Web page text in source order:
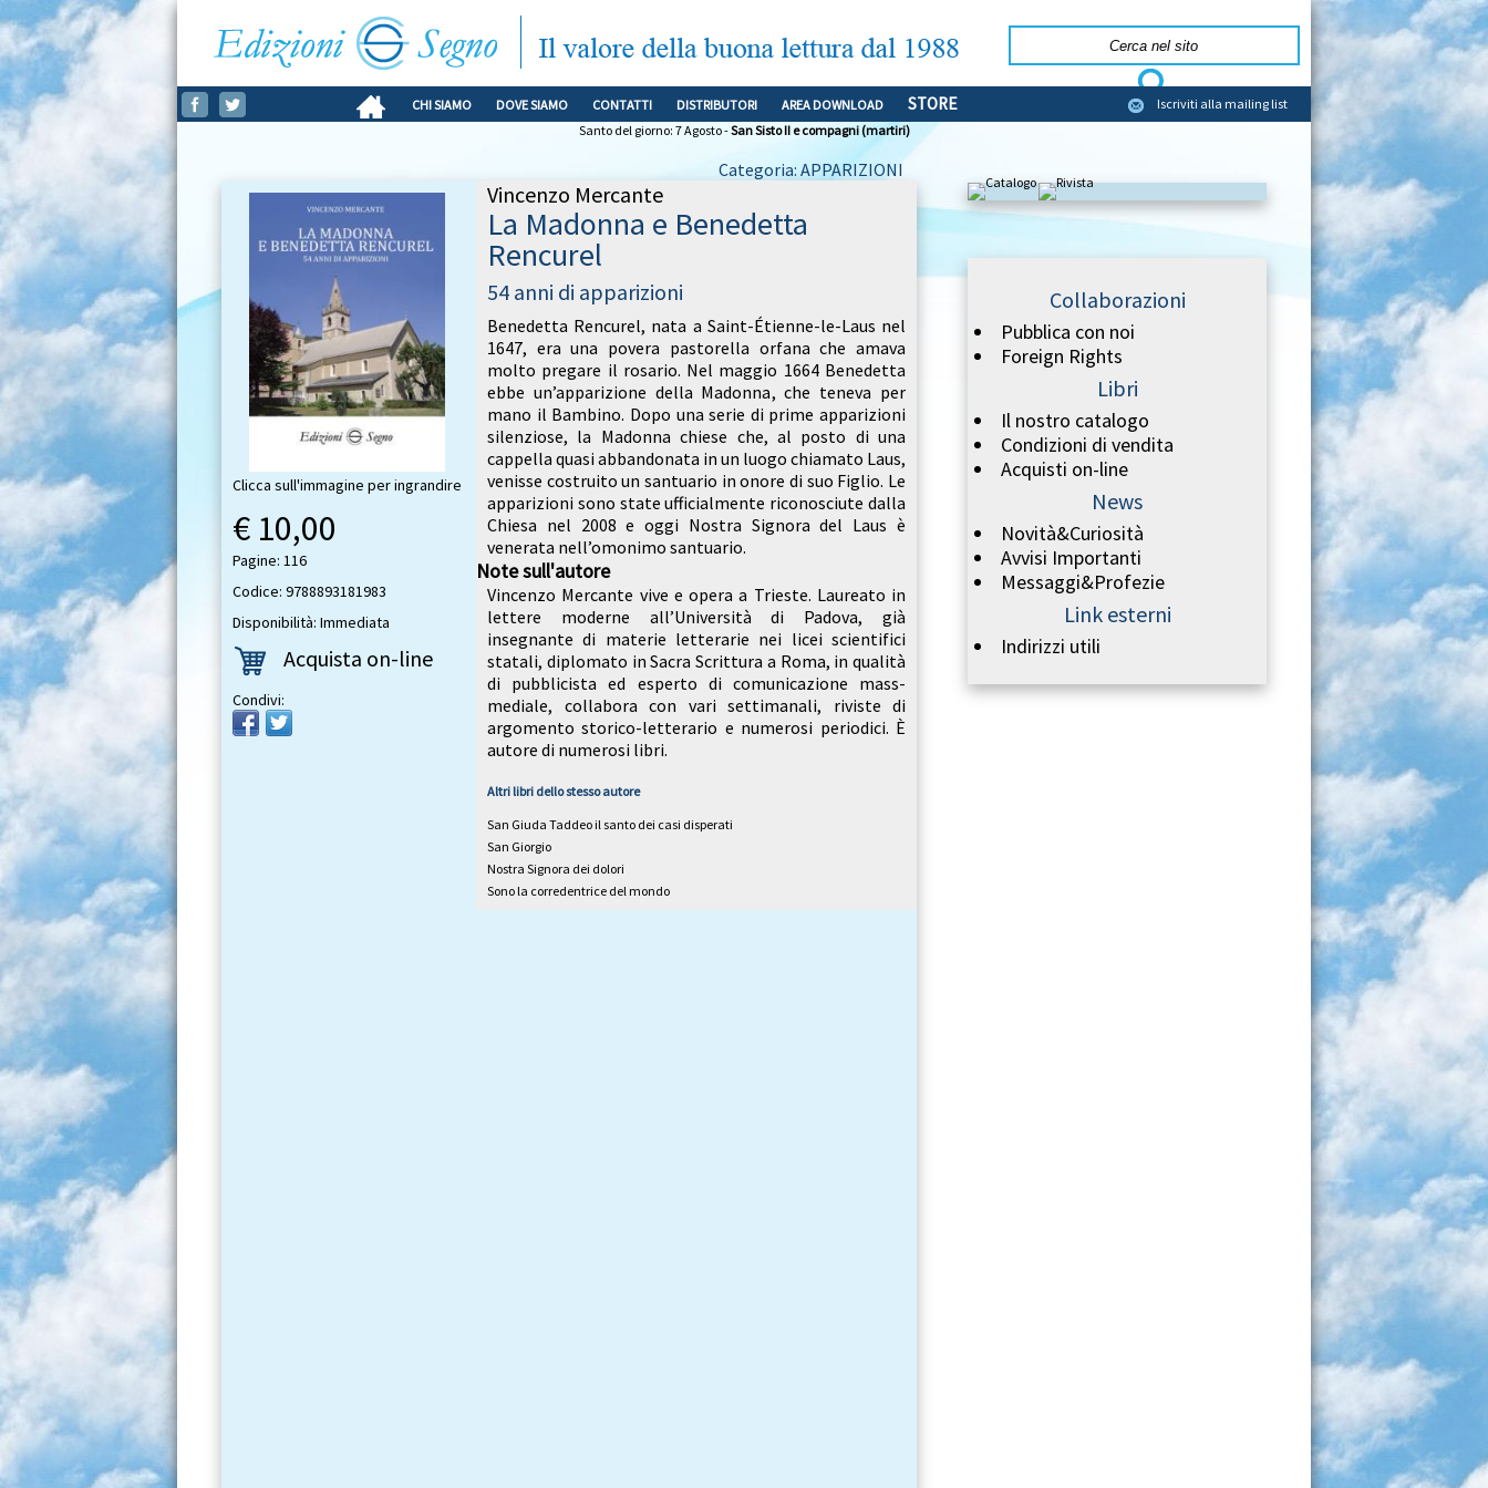
CHI SIAMO DOVE SIAMO CONTATTI DISTRIBUTORI AREA DOWNLOAD STORE
Iscriviti alla mailing list
Santo del giorno: 7 Agosto -San Sisto II e compagni (martiri)
Categoria: APPARIZIONI
Vincenzo Mercante
La Madonna e Benedetta
Rencurel
54 anni di apparizioni
Benedetta Rencurel, nata a Saint-Étienne-le-Laus nel
1647, era una povera pastorella orfana che amava
molto pregare il rosario. Nel maggio 1664 Benedetta
ebbe un’apparizione della Madonna, che teneva per
mano il Bambino. Dopo una serie di prime apparizioni
silenziose, la Madonna chiese che, al posto di una
cappella quasi abbandonata in un luogo chiamato Laus,
venisse costruito un santuario in onore di suo Figlio. Le
apparizioni sono state ufficialmente riconosciute dalla
Chiesa nel 2008 e oggi Nostra Signora del Laus è
venerata nell’omonimo santuario.
Note sull'autore
Vincenzo Mercante vive e opera a Trieste. Laureato in
lettere moderne all’Università di Padova, già
insegnante di materie letterarie nei licei scientifici
statali, diplomato in Sacra Scrittura a Roma, in qualità
di pubblicista ed esperto di comunicazione mass-
mediale, collabora con vari settimanali, riviste di
argomento storico-letterario e numerosi periodici. È
autore di numerosi libri.
Altri libri dello stesso autore
San Giuda Taddeo il santo dei casi disperati
San Giorgio
Nostra Signora dei dolori
Sono la corredentrice del mondo
Clicca sull'immagine per ingrandire
€ 10,00
Pagine: 116
Codice: 9788893181983
Disponibilità: Immediata
Acquista on-line
Condivi:
Collaborazioni
Pubblica con noi
Foreign Rights
Libri
Il nostro catalogo
Condizioni di vendita
Acquisti on-line
News
Novità&Curiosità
Avvisi Importanti
Messaggi&Profezie
Link esterni
Indirizzi utili